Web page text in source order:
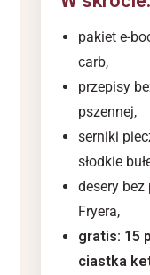
pakiet e-
carb,
przepisy
pszennej,
serniki
słodkie
desery
Fryera,
gratis: 15
ciastka